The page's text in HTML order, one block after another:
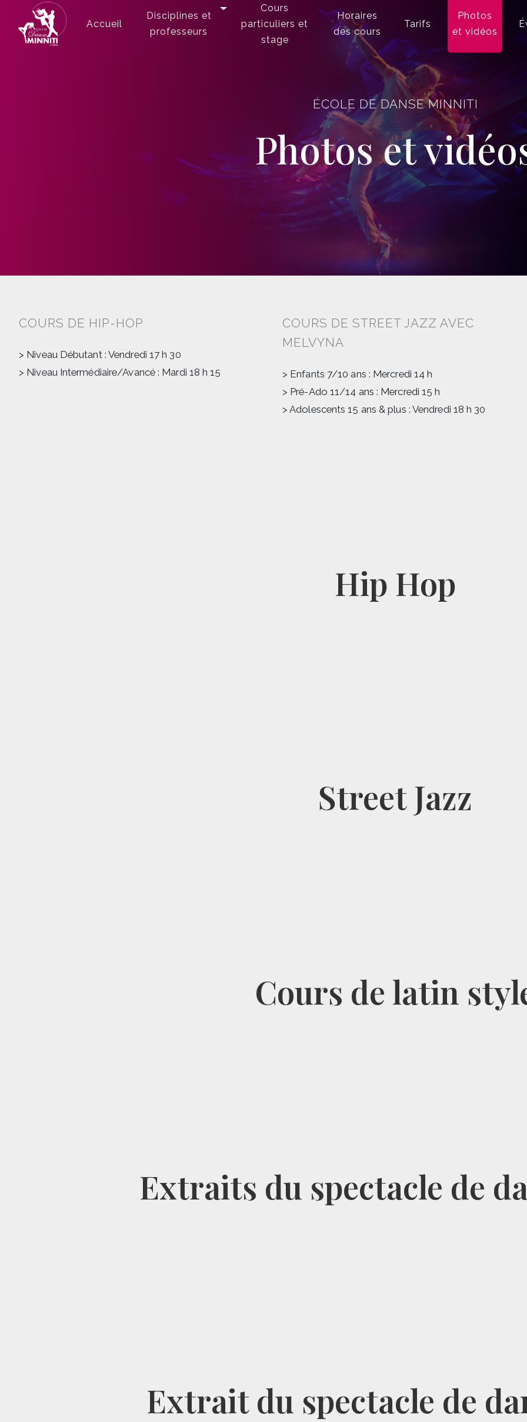
Accueil
Disciplines et
professeurs
Cours
particuliers et
stage
Horaires
des cours
Tarifs
Photos
et vidéos
ÉCOLE DE DANSE MINNITI
Photos et
COURS DE HIP-HOP
> Niveau Débutant : Vendredi 17 h 30
> Niveau Intermédiaire/Avancé : Mardi 18 h 15
COURS DE STREET JAZZ AVEC
MELVYNA
> Enfants 7/10 ans : Mercredi 14 h
> Pré-Ado 11/14 ans : Mercredi 15 h
> Adolescents 15 ans & plus : Vendredi 18 h 30
Hip Hop
Street Jazz
Cours de latin
Extraits du spectacle de
Extrait du spectacle de
Panneau de gestion des cookies